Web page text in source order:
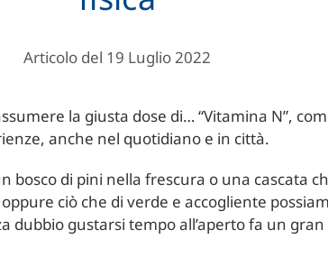
Articolo del 19 Luglio 2022
la giusta dose di… “Vitamina N”,
anche nel quotidiano e in città.
bosco di pini nella frescura o una cascata
ciò che di verde e accogliente
dubbio gustarsi tempo all’aperto fa un